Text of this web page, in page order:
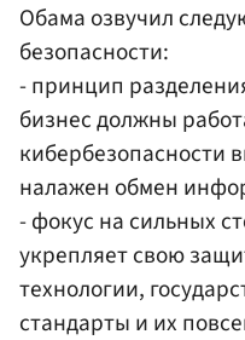
Обама озвучил
безопасности:
- принцип
бизнес должны
кибербезопасности
налажен обмен
- фокус на сильных
укрепляет свою
технологии,
стандарты и их